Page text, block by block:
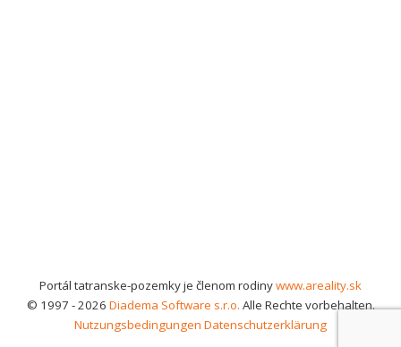
Portál tatranske-pozemky je členom rodinywww.areality.sk
© 1997 - 2026 Diadema Software s.r.o. Alle Rechte vorbehalten.
Nutzungsbedingungen Datenschutzerklärung